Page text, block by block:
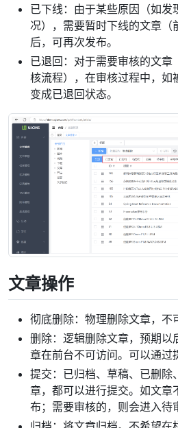
已下线：由于某些原因（如发
况），需要暂时下线的文章（
后，可再次发布。
已退回：对于需要审核的文章
核流程），在审核过程中，如
变成已退回状态。
文章操作
彻底删除：物理删除文章，不
删除：逻辑删除文章，预期以
章在前台不可访问。可以通过
提交：已归档、草稿、已删除
章，都可以进行提交。如文章
布；需要审核的，则会进入待